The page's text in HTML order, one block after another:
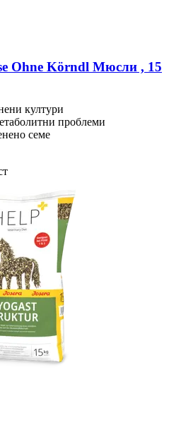
Ohne Körndl Мюсли , 15
култури
проблеми
семе